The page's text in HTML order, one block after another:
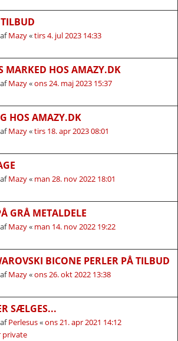
Mazy«tirs 4. jul 2023 14:33
MARKED HOS AMAZY.DK
Mazy«ons 24. maj 2023 15:37
HOS AMAZY.DK
Mazy«tirs 18. apr 2023 08:01
Mazy« man 28. nov 2022 18:01
GRÅ METALDELE
Mazy« man 14. nov 2022 19:22
BICONE PERLER PÅ TILBUD
Mazy«ons 26. okt 2022 13:38
SÆLGES...
Perlesus«ons 21. apr 2021 14:12
private